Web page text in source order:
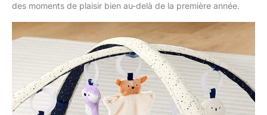
des moments de plaisir bien au-delà de la première année.